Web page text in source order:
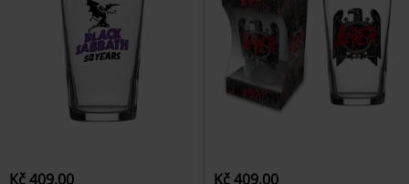
Kč 409,00 Kč 409,00